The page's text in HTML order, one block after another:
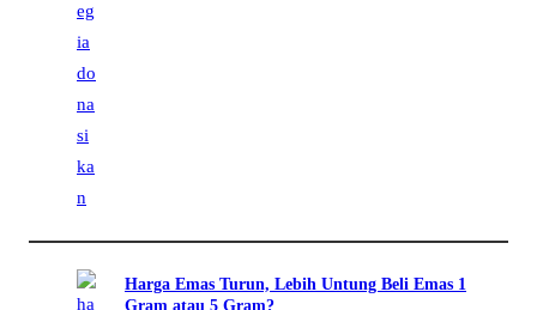
Harga Emas Turun, Lebih Untung Beli Emas 1
Gram atau 5 Gram?